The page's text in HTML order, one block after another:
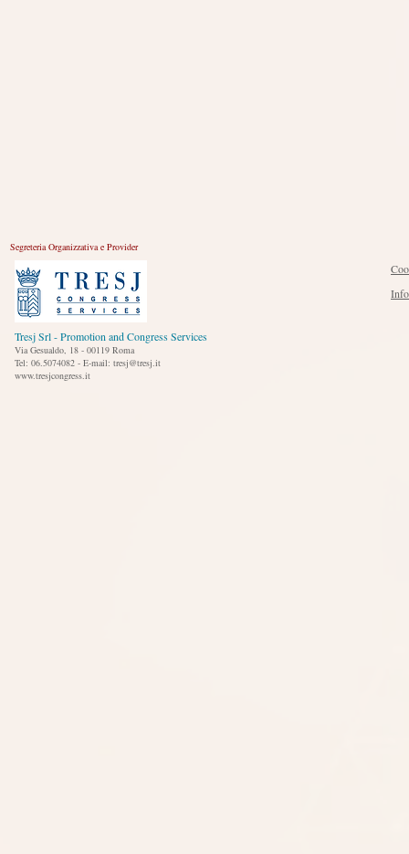
Segreteria Organizzativa e Provider
Tresj Srl - Promotion and Congress Services
Via Gesualdo, 18 - 00119 Roma
Tel: 06.5074082 - E-mail: tresj@tresj.it
www.tresjcongress.it